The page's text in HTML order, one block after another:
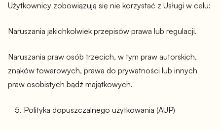
Użytkownicy zobowiązują się nie korzystać z Usługi w celu:
Naruszania jakichkolwiek przepisów prawa lub regulacji.
Naruszania praw osób trzecich, w tym praw autorskich,
znaków towarowych, prawa do prywatności lub innych
praw osobistych bądź majątkowych.
Polityka dopuszczalnego użytkowania (AUP)